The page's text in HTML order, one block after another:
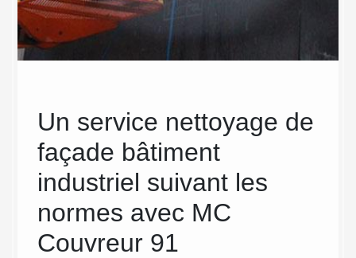
Un service nettoyage de
façade bâtiment
industriel suivant les
normes avec MC
Couvreur 91